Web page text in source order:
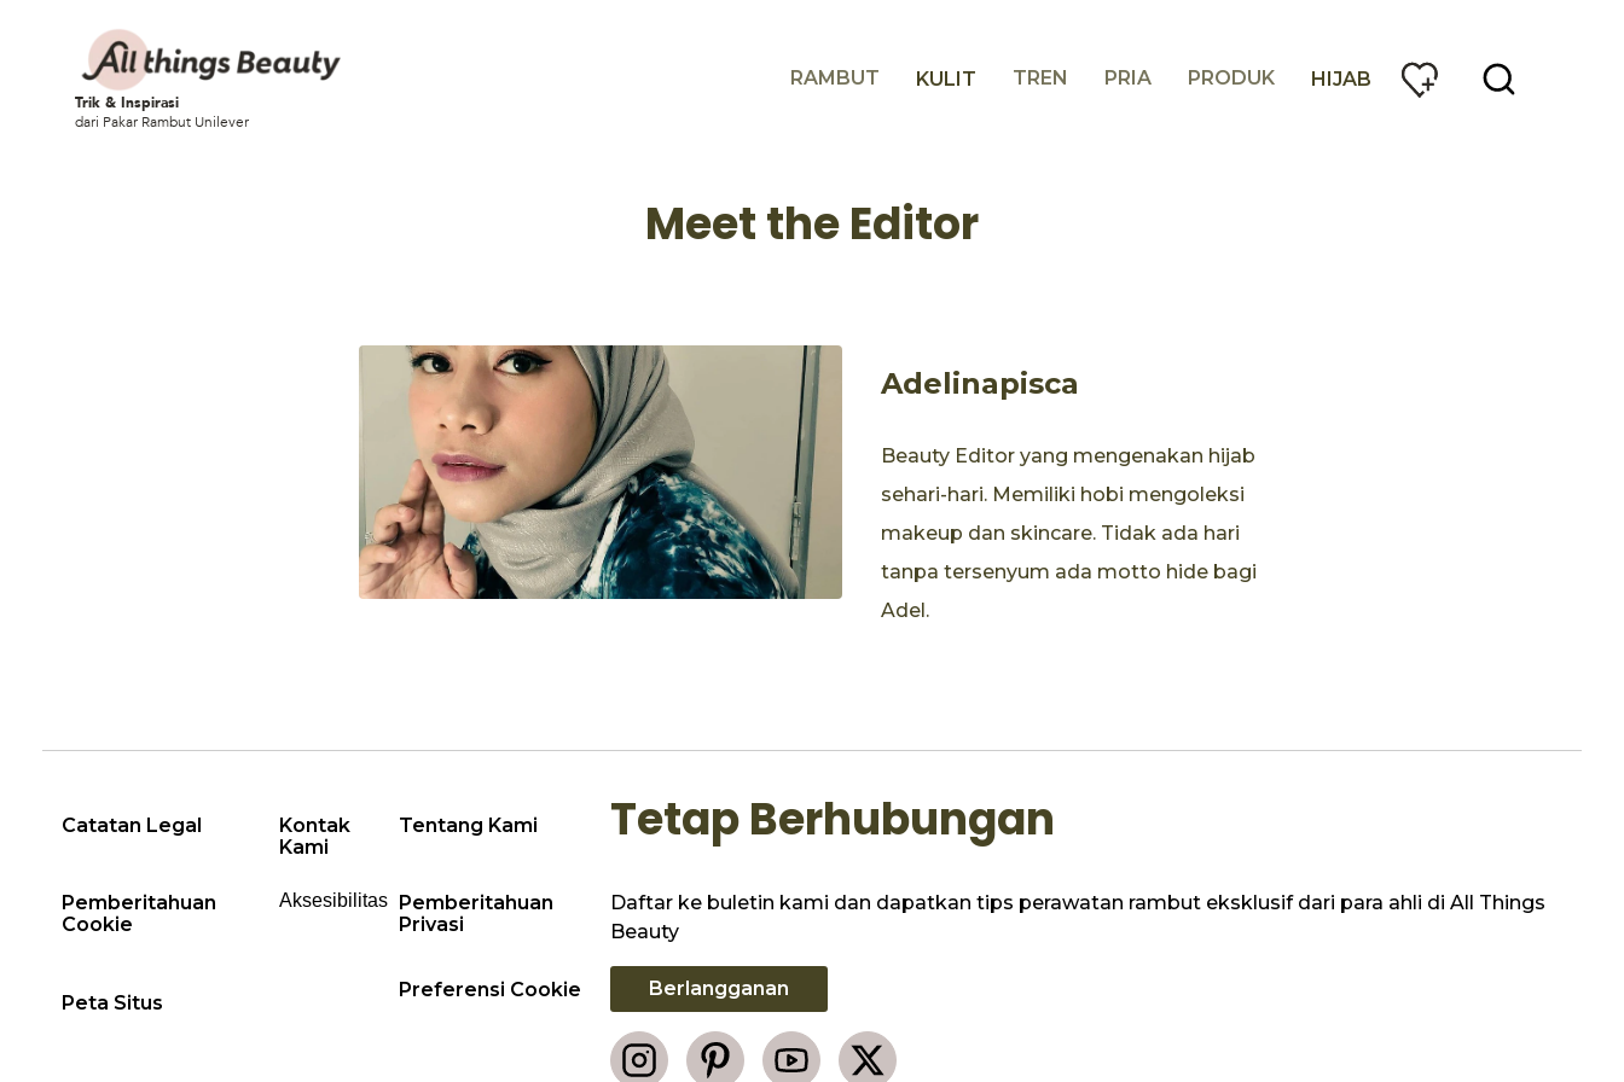
Trik & Inspirasi
dari Pakar Rambut Unilever
RAMBUT KULIT TREN PRIA PRODUK HIJAB
Meet the Editor
Adelinapisca
Beauty Editor yang mengenakan hijab
sehari-hari. Memiliki hobi mengoleksi
makeup dan skincare. Tidak ada hari
tanpa tersenyum ada motto hide bagi
Adel.
Catatan Legal
Pemberitahuan
Cookie
Peta Situs
Kontak
Kami
Aksesibilitas
Tentang Kami
Pemberitahuan
Privasi
Preferensi Cookie
Tetap Berhubungan
Daftar ke buletin kami dan dapatkan tips perawatan rambut eksklusif dari para ahli di All Things
Beauty
Berlangganan